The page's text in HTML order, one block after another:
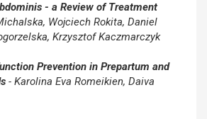
- a Review of Treatment
Wojciech Rokita, Daniel
Krzysztof Kaczmarczyk
Prevention in Prepartum and
- Karolina Eva Romeikien, Daiva